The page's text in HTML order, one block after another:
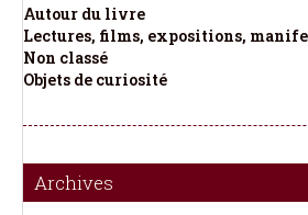
Autour du livre
Lectures, films, expositions,
Non classé
Objets de curiosité
Archives